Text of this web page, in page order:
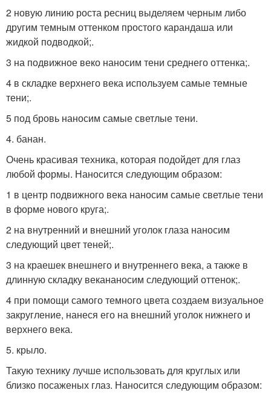
2 новую линию роста ресниц выделяем черным либо
другим темным оттенком простого карандаша или
жидкой подводкой;.
3 на подвижное веко наносим тени среднего оттенка;.
4 в складке верхнего века используем самые темные
тени;.
5 под бровь наносим самые светлые тени.
4. банан.
Очень красивая техника, которая подойдет для глаз
любой формы. Наносится следующим образом:
1 в центр подвижного века наносим самые светлые тени
в форме нового круга;.
2 на внутренний и внешний уголок глаза наносим
следующий цвет теней;.
3 на краешек внешнего и внутреннего века, а также в
длинную складку векананосим следующий оттенок;.
4 при помощи самого темного цвета создаем визуальное
закругление, нанеся его на внешний уголок нижнего и
верхнего века.
5. крыло.
Такую технику лучше использовать для круглых или
близко посаженых глаз. Наносится следующим образом: